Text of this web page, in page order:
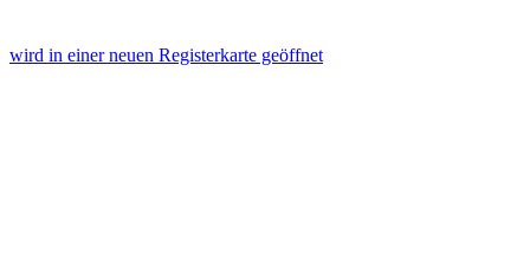
wird in einer neuen Registerkarte geöffnet